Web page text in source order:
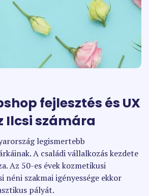
fejlesztés és UX
Ilcsi számára
legismertebb
A családi vállalkozás kezdete
Az 50-es évek kozmetikusi
néni szakmai igényessége ekkor
pályát.